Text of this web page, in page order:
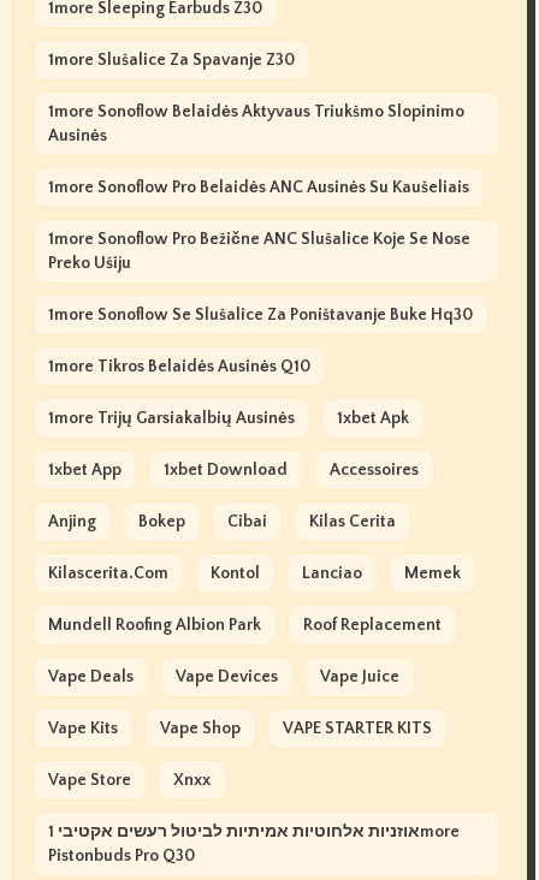
1more Sleeping Earbuds Z30
1more Slušalice Za Spavanje Z30
1more Sonoflow Belaidės Aktyvaus Triukšmo Slopinimo
Ausinės
1more Sonoflow Pro Belaidės ANC Ausinės Su Kaušeliais
1more Sonoflow Pro Bežične ANC Slušalice Koje Se Nose
Preko Ušiju
1more Sonoflow Se Slušalice Za Poništavanje Buke Hq30
1more Tikros Belaidės Ausinės Q10
1more Trijų Garsiakalbių Ausinės 1xbet Apk
1xbet App 1xbet Download Accessoires
Anjing Bokep Cibai Kilas Cerita
Kilascerita.com Kontol Lanciao Memek
Mundell Roofing Albion Park Roof Replacement
Vape Deals Vape Devices Vape Juice
Vape Kits Vape Shop VAPE STARTER KITS
Vape Store Xnxx
אוזניות אלחוטיות אמיתיות לביטול רעשים אקטיבי 1more
Pistonbuds Pro Q30